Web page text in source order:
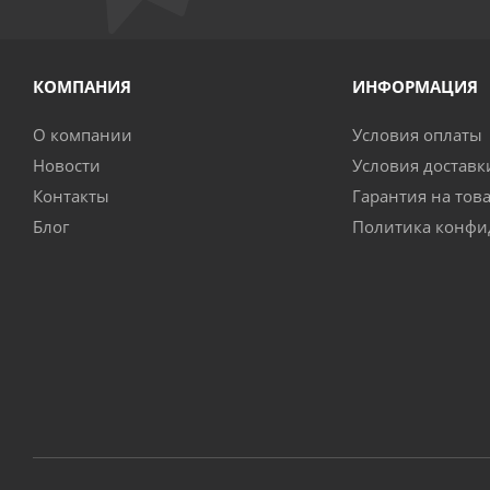
КОМПАНИЯ
О компании
Новости
Контакты
Блог
ИНФОРМАЦИЯ
Условия оплаты
Условия
Гарантия на
Политика